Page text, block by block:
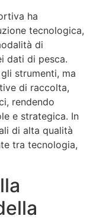
ha
tecnologica,
di
dati di pesca.
strumenti, ma
di raccolta,
rendendo
e strategica. In
di alta qualità
tra tecnologia,